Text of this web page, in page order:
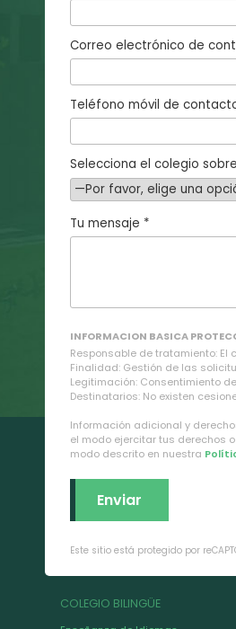
Correo electrónico de
Teléfono móvil de
Selecciona el colegio
Tu mensaje *
INFORMACION BASICA
Responsable de tratamiento:
Finalidad: Gestión de las
Legitimación: Consentimiento
Destinatarios: No existen
Información adicional y
el modo ejercitar tus derechos
modo descrito en nuestra
Este sitio está protegido por
COLEGIO BILINGÜE